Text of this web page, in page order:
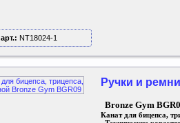
арт.: NT18024-1
Ручки и
Bronze Gym
Канат для бицепса,